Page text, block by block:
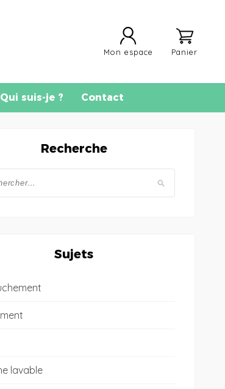
Qui suis-je ? Contact
Mon espace Panier
Recherche
Sujets
lavable